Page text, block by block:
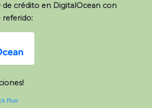
de crédito en DigitalOcean con
referido:
Plus!